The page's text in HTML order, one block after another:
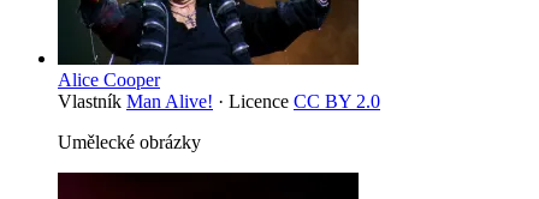
Alice Cooper
Vlastník Man Alive! · Licence CC BY 2.0
Umělecké obrázky